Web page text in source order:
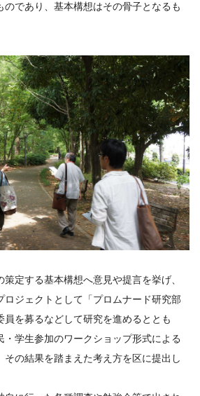
のであり、基本構想はその骨子となるも
定する基本構想へ意見や提言を挙げ、
ロジェクトとして「プロムナード研究部
員を募るなどして研究を進めるととも
・学生参加のワークショップ形式による
その結果を踏まえた考え方を区に提出し